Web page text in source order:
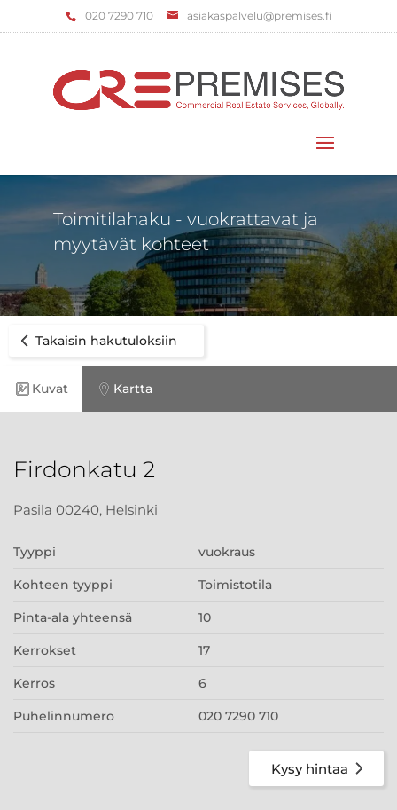
‌020 7290 710 asiakaspalvelu@premises.fi
Toimitilahaku - vuokrattavat ja
myytävät kohteet
Takaisin hakutuloksiin
Kuvat Kartta
Firdonkatu 2
Pasila 00240, Helsinki
Tyyppi vuokraus
Kohteen tyyppi Toimistotila
Pinta-ala yhteensä 10
Kerrokset 17
Kerros 6
Puhelinnumero 020 7290 710
Kysy hintaa